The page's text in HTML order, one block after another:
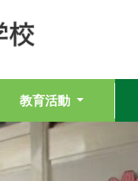
教育活動